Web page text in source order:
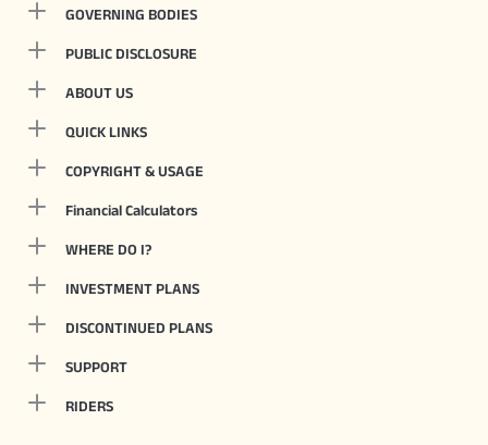
GOVERNING BODIES
PUBLIC DISCLOSURE
ABOUT US
QUICK LINKS
COPYRIGHT & USAGE
Financial Calculators
WHERE DO I?
INVESTMENT PLANS
DISCONTINUED PLANS
SUPPORT
RIDERS